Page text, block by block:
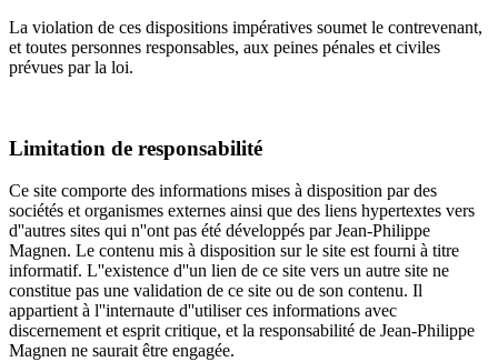
La violation de ces dispositions impératives soumet le contrevenant,
et toutes personnes responsables, aux peines pénales et civiles
prévues par la loi.
Limitation de responsabilité
Ce site comporte des informations mises à disposition par des
sociétés et organismes externes ainsi que des liens hypertextes vers
d''autres sites qui n''ont pas été développés par Jean-Philippe
Magnen. Le contenu mis à disposition sur le site est fourni à titre
informatif. L''existence d''un lien de ce site vers un autre site ne
constitue pas une validation de ce site ou de son contenu. Il
appartient à l''internaute d''utiliser ces informations avec
discernement et esprit critique, et la responsabilité de Jean-Philippe
Magnen ne saurait être engagée.